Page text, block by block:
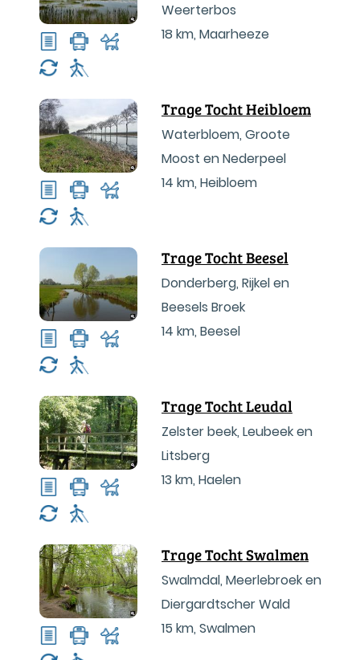
Weerterbos
18 km, Maarheeze
Trage Tocht Heibloem
Waterbloem, Groote
Moost en Nederpeel
14 km, Heibloem
Trage Tocht Beesel
Donderberg, Rijkel en
Beesels Broek
14 km, Beesel
Trage Tocht Leudal
Zelster beek, Leubeek en
Litsberg
13 km, Haelen
Trage Tocht Swalmen
Swalmdal, Meerlebroek en
Diergardtscher Wald
15 km, Swalmen